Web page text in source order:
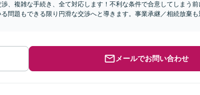
渉、複雑な手続き、全て対応します！不利な条件で合意してしまう
問題もできる限り円滑な交渉へと導きます。事業承継／相続放棄
メールでお問い合わせ